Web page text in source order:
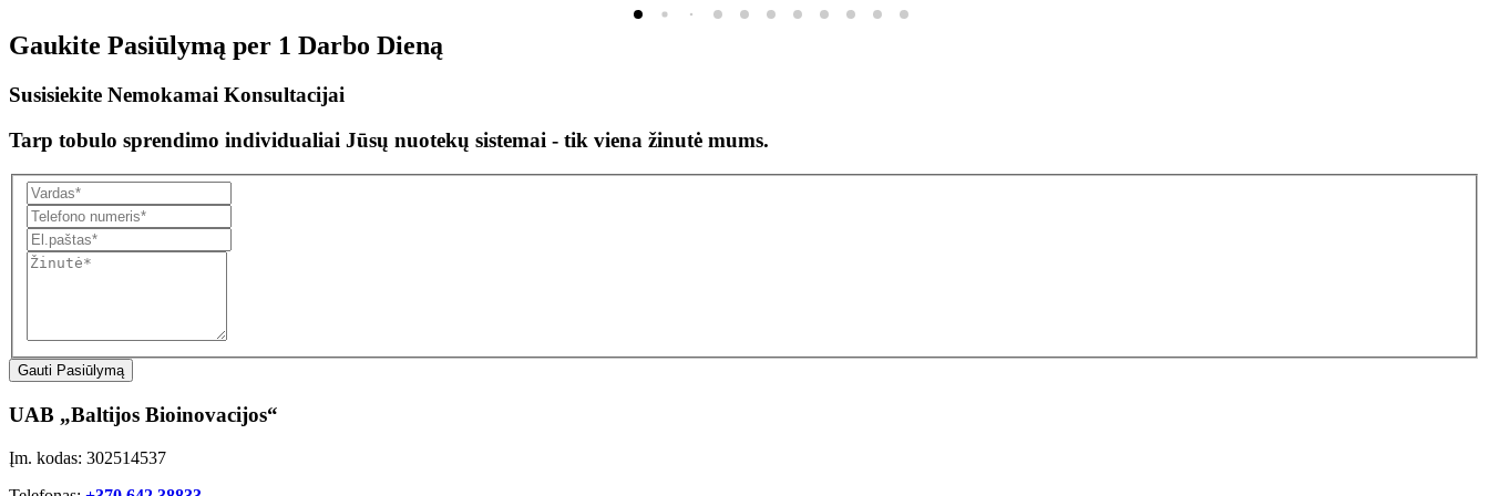
Gaukite Pasiūlymą per 1 Darbo Dieną
Susisiekite Nemokamai Konsultacijai
Tarp tobulo sprendimo individualiai Jūsų nuotekų sistemai - tik viena žinutė mums.
Gauti Pasiūlymą
UAB „Baltijos Bioinovacijos“
Įm. kodas: 302514537